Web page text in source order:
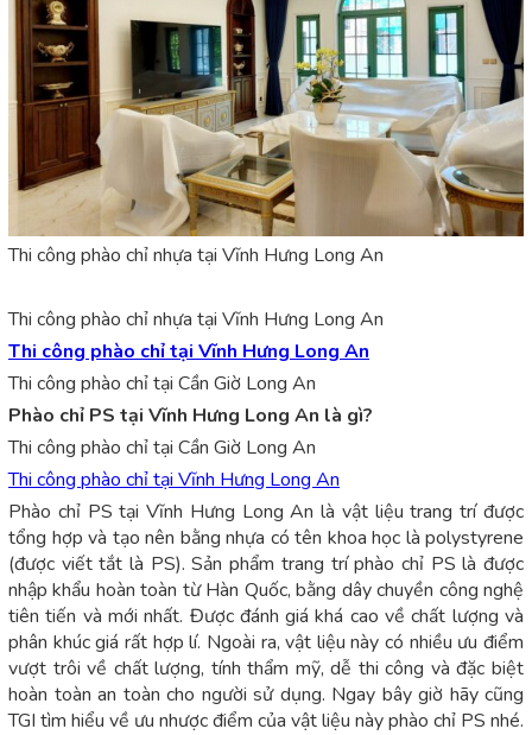
Thi công phào chỉ nhựa tại Vĩnh Hưng Long An
Thi công phào chỉ nhựa tại Vĩnh Hưng Long An
Thi công phào chỉ tại Vĩnh Hưng Long An
Thi công phào chỉ tại Cần Giờ Long An
Phào chỉ PS tại Vĩnh Hưng Long An là gì?
Thi công phào chỉ tại Cần Giờ Long An
Thi công phào chỉ tại Vĩnh Hưng Long An
Phào chỉ PS tại Vĩnh Hưng Long An là vật liệu trang trí được
tổng hợp và tạo nên bằng nhựa có tên khoa học là polystyrene
(được viết tắt là PS). Sản phẩm trang trí phào chỉ PS là được
nhập khẩu hoàn toàn từ Hàn Quốc, bằng dây chuyền công nghệ
tiên tiến và mới nhất. Được đánh giá khá cao về chất lượng và
phân khúc giá rất hợp lí. Ngoài ra, vật liệu này có nhiều ưu điểm
vượt trôi về chất lượng, tính thẩm mỹ, dễ thi công và đặc biệt
hoàn toàn an toàn cho người sử dụng. Ngay bây giờ hãy cũng
TGI tìm hiểu về ưu nhược điểm của vật liệu này phào chỉ PS nhé.